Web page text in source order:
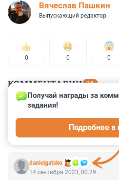
Вячеслав Пашкин
Выпускающий редактор
0 0 0
КОММЕНТАРИИ 10
Гость
Эх, Ярус, Ярус, зачем
danielgatsko
Получай награды за
задания!
Подробнее в
14 сентября 2023, 00:29